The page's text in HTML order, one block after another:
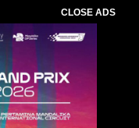
CLOSE ADS